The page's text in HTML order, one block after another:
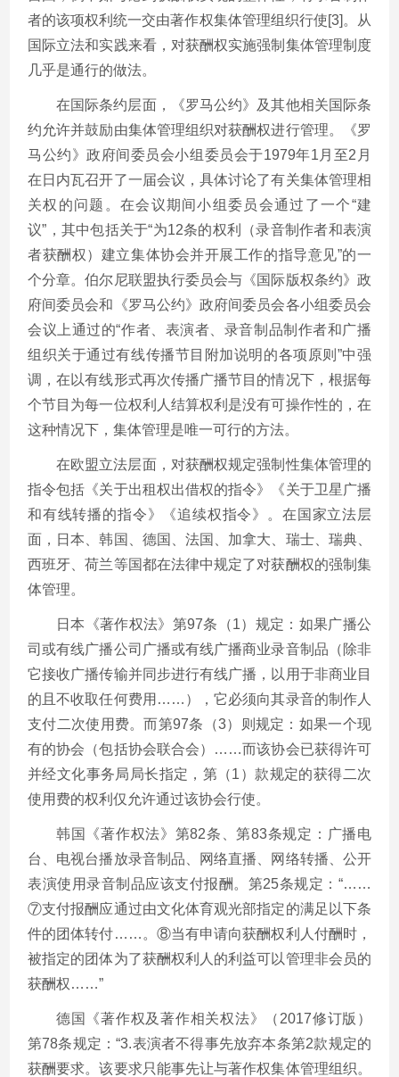
者的该项权利统一交由著作权集体管理组织行使[3]。从
国际立法和实践来看，对获酬权实施强制集体管理制度
几乎是通行的做法。
在国际条约层面，《罗马公约》及其他相关国际条
约允许并鼓励由集体管理组织对获酬权进行管理。《罗
马公约》政府间委员会小组委员会于1979年1月至2月
在日内瓦召开了一届会议，具体讨论了有关集体管理相
关权的问题。在会议期间小组委员会通过了一个“建
议”，其中包括关于“为12条的权利（录音制作者和表演
者获酬权）建立集体协会并开展工作的指导意见”的一
个分章。伯尔尼联盟执行委员会与《国际版权条约》政
府间委员会和《罗马公约》政府间委员会各小组委员会
会议上通过的“作者、表演者、录音制品制作者和广播
组织关于通过有线传播节目附加说明的各项原则”中强
调，在以有线形式再次传播广播节目的情况下，根据每
个节目为每一位权利人结算权利是没有可操作性的，在
这种情况下，集体管理是唯一可行的方法。
在欧盟立法层面，对获酬权规定强制性集体管理的
指令包括《关于出租权出借权的指令》《关于卫星广播
和有线转播的指令》《追续权指令》。在国家立法层
面，日本、韩国、德国、法国、加拿大、瑞士、瑞典、
西班牙、荷兰等国都在法律中规定了对获酬权的强制集
体管理。
日本《著作权法》第97条（1）规定：如果广播公
司或有线广播公司广播或有线广播商业录音制品（除非
它接收广播传输并同步进行有线广播，以用于非商业目
的且不收取任何费用……），它必须向其录音的制作人
支付二次使用费。而第97条（3）则规定：如果一个现
有的协会（包括协会联合会）……而该协会已获得许可
并经文化事务局局长指定，第（1）款规定的获得二次
使用费的权利仅允许通过该协会行使。
韩国《著作权法》第82条、第83条规定：广播电
台、电视台播放录音制品、网络直播、网络转播、公开
表演使用录音制品应该支付报酬。第25条规定：“……
⑦支付报酬应通过由文化体育观光部指定的满足以下条
件的团体转付……。⑧当有申请向获酬权利人付酬时，
被指定的团体为了获酬权利人的利益可以管理非会员的
获酬权……”
德国《著作权及著作相关权法》（2017修订版）
第78条规定：“3.表演者不得事先放弃本条第2款规定的
获酬要求。该要求只能事先让与著作权集体管理组织。